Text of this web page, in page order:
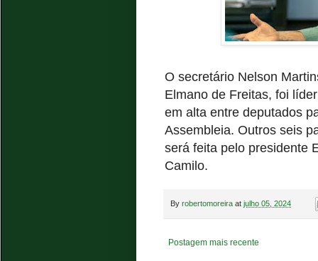
O secretário Nelson
Elmano de Freitas, foi
em alta entre deputados
Assembleia. Outros seis
será feita pelo presidente
Camilo.
By robertomoreira at julho 05, 2024
Postagem mais recente